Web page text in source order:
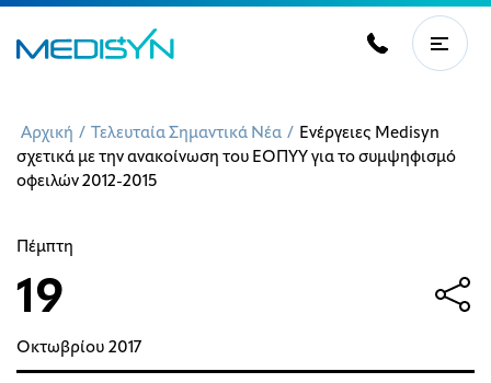
Αρχική / Τελευταία Σημαντικά Νέα / Ενέργειες Medisyn
σχετικά με την ανακοίνωση του ΕΟΠΥΥ για το συμψηφισμό
οφειλών 2012-2015
Πέμπτη
19
Οκτωβρίου 2017